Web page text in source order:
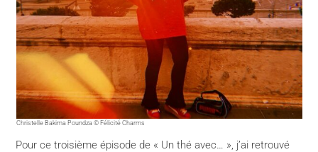
Christelle Bakima Poundza © Félicité Charms
Pour ce troisième épisode de « Un thé avec… », j’ai retrouvé